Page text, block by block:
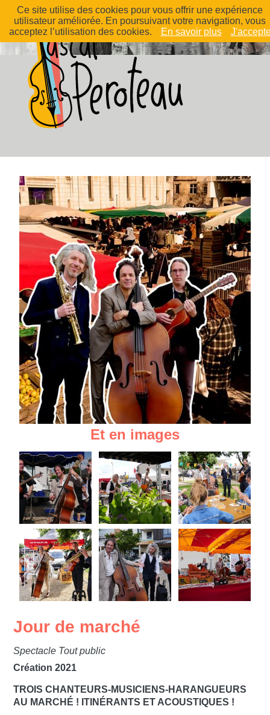
Et en images
Jour de marché
Spectacle Tout public
Création 2021
TROIS CHANTEURS-MUSICIENS-HARANGUEURS
AU MARCHÉ ! ITINÉRANTS ET ACOUSTIQUES !
Ce site utilise des cookies pour vous offrir une expérience
utilisateur améliorée. En poursuivant votre navigation, vous
acceptez l’utilisation des cookies.
En savoir plus